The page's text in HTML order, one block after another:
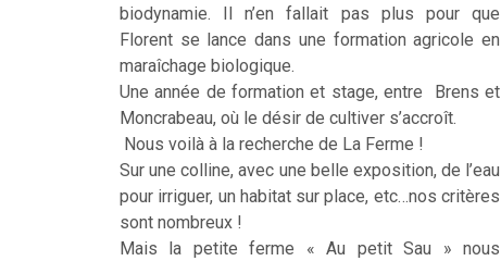
biodynamie. Il n’en fallait pas plus pour que
Florent se lance dans une formation agricole en
maraîchage biologique.
Une année de formation et stage, entre Brens et
Moncrabeau, où le désir de cultiver s’accroît.
Nous voilà à la recherche de La Ferme !
Sur une colline, avec une belle exposition, de l’eau
pour irriguer, un habitat sur place, etc…nos critères
sont nombreux !
Mais la petite ferme « Au petit Sau » nous